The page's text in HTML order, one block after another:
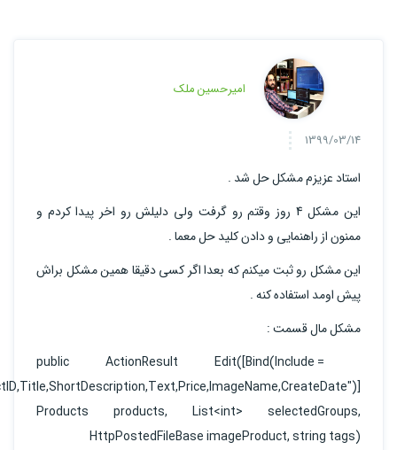
امیرحسین ملک
1399/03/14
استاد عزیزم مشکل حل شد .
این مشکل 4 روز وقتم رو گرفت ولی دلیلش رو اخر پیدا کردم و
ممنون از راهنمایی و دادن کلید حل معما .
این مشکل رو ثبت میکنم که بعدا اگر کسی دقیقا همین مشکل براش
پیش اومد استفاده کنه .
مشکل مال قسمت :
public ActionResult Edit([Bind(Include =
Products products, List<int> selectedGroups,
HttpPostedFileBase imageProduct, string tags)